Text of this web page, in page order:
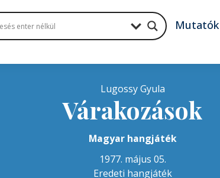
Mutatók
Lugossy Gyula
Várakozások
Magyar hangjáték
1977. május 05.
Eredeti hangjáték